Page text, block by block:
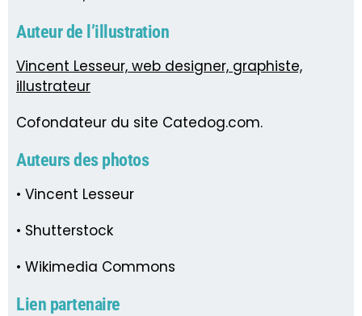
Auteur de l’illustration
Vincent Lesseur, web designer, graphiste,
illustrateur
Cofondateur du site Catedog.com.
Auteurs des photos
• Vincent Lesseur
• Shutterstock
• Wikimedia Commons
Lien partenaire